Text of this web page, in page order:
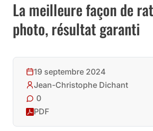
La meilleure façon de
photo, résultat garanti
19 septembre 2024
Jean-Christophe Dichant
0
PDF